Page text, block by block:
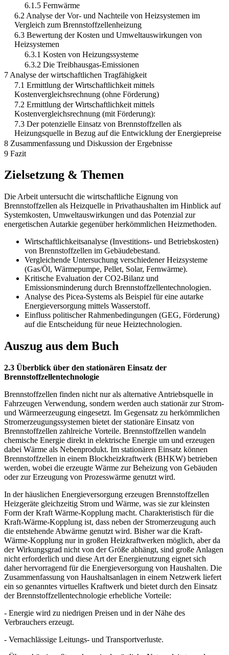
6.1.5 Fernwärme
6.2 Analyse der Vor- und Nachteile von Heizsystemen im
Vergleich zum Brennstoffzellenheizung
6.3 Bewertung der Kosten und Umweltauswirkungen von
Heizsystemen
6.3.1 Kosten von Heizungssysteme
6.3.2 Die Treibhausgas-Emissionen
7 Analyse der wirtschaftlichen Tragfähigkeit
7.1 Ermittlung der Wirtschaftlichkeit mittels
Kostenvergleichsrechnung (ohne Förderung)
7.2 Ermittlung der Wirtschaftlichkeit mittels
Kostenvergleichsrechnung (mit Förderung):
7.3 Der potenzielle Einsatz von Brennstoffzellen als
Heizungsquelle in Bezug auf die Entwicklung der Energiepreise
8 Zusammenfassung und Diskussion der Ergebnisse
9 Fazit
Zielsetzung & Themen
Die Arbeit untersucht die wirtschaftliche Eignung von
Brennstoffzellen als Heizquelle in Privathaushalten im Hinblick auf
Systemkosten, Umweltauswirkungen und das Potenzial zur
energetischen Autarkie gegenüber herkömmlichen Heizmethoden.
Wirtschaftlichkeitsanalyse (Investitions- und Betriebskosten)
von Brennstoffzellen im Gebäudebestand.
Vergleichende Untersuchung verschiedener Heizsysteme
(Gas/Öl, Wärmepumpe, Pellet, Solar, Fernwärme).
Kritische Evaluation der CO2-Bilanz und
Emissionsminderung durch Brennstoffzellentechnologien.
Analyse des Picea-Systems als Beispiel für eine autarke
Energieversorgung mittels Wasserstoff.
Einfluss politischer Rahmenbedingungen (GEG, Förderung)
auf die Entscheidung für neue Heiztechnologien.
Auszug aus dem Buch
2.3 Überblick über den stationären Einsatz der
Brennstoffzellentechnologie
Brennstoffzellen finden nicht nur als alternative Antriebsquelle in
Fahrzeugen Verwendung, sondern werden auch stationär zur Strom-
und Wärmeerzeugung eingesetzt. Im Gegensatz zu herkömmlichen
Stromerzeugungssystemen bietet der stationäre Einsatz von
Brennstoffzellen zahlreiche Vorteile. Brennstoffzellen wandeln
chemische Energie direkt in elektrische Energie um und erzeugen
dabei Wärme als Nebenprodukt. Im stationären Einsatz können
Brennstoffzellen in einem Blockheizkraftwerk (BHKW) betrieben
werden, wobei die erzeugte Wärme zur Beheizung von Gebäuden
oder zur Erzeugung von Prozesswärme genutzt wird.
In der häuslichen Energieversorgung erzeugen Brennstoffzellen
Heizgeräte gleichzeitig Strom und Wärme, was sie zur kleinsten
Form der Kraft Wärme-Kopplung macht. Charakteristisch für die
Kraft-Wärme-Kopplung ist, dass neben der Stromerzeugung auch
die entstehende Abwärme genutzt wird. Bisher war die Kraft-
Wärme-Kopplung nur in großen Heizkraftwerken möglich, aber da
der Wirkungsgrad nicht von der Größe abhängt, sind große Anlagen
nicht erforderlich und diese Art der Energienutzung eignet sich
daher hervorragend für die Energieversorgung von Haushalten. Die
Zusammenfassung von Haushaltsanlagen in einem Netzwerk liefert
ein so genanntes virtuelles Kraftwerk und bietet durch den Einsatz
der Brennstoffzellentechnologie erhebliche Vorteile:
- Energie wird zu niedrigen Preisen und in der Nähe des
Verbrauchers erzeugt.
- Vernachlässige Leitungs- und Transportverluste.